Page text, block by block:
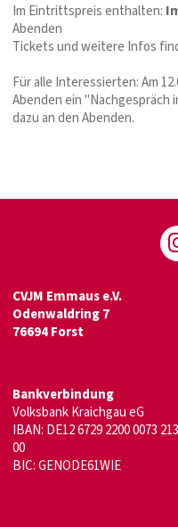
Im Eintrittspreis enthalten:
Abenden
Tickets und weitere Infos
Für alle Interessierten: Am
Abenden ein "Nachgespräch
dazu an den Abenden.
CVJM Emmaus e.V.
Odenwaldring 7
76694 Forst
Bankverbindung
Volksbank Kraichgau eG
IBAN: DE12 6729 2200 0073
00
BIC: GENODE61WIE